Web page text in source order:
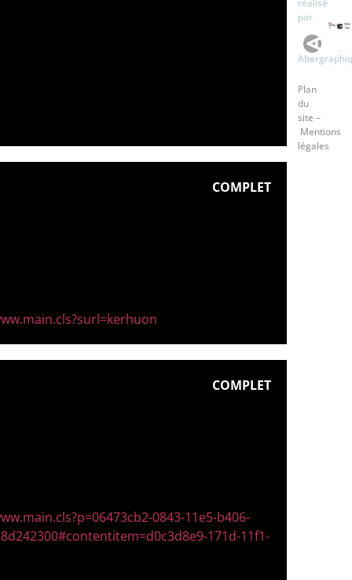
COMPLET
COMPLET
0843-11e5-b406-
171d-11f1-
réalisé
par
Plan
du
site –
Mentions
légales